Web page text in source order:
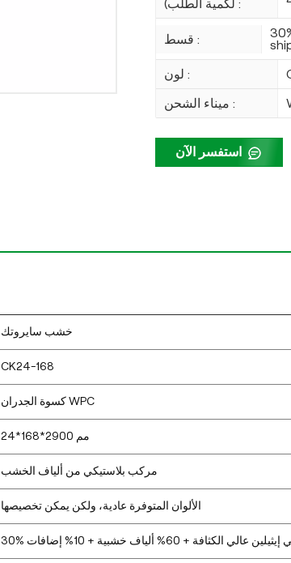
لكمية الطلب) :
قسط :
لون :
ميناء الشحن :
استفسر الآن
خشب سايروتك
CK24-168
كسوة الجدران WPC
24*168*2900 مم
مركب بلاستيكي من ألياف الخشب
الألوان المتوفرة عادية، ولكن يمكن تخصيصها
إيثيلين عالي الكثافة + 60% ألياف خشبية + 10% إضافات